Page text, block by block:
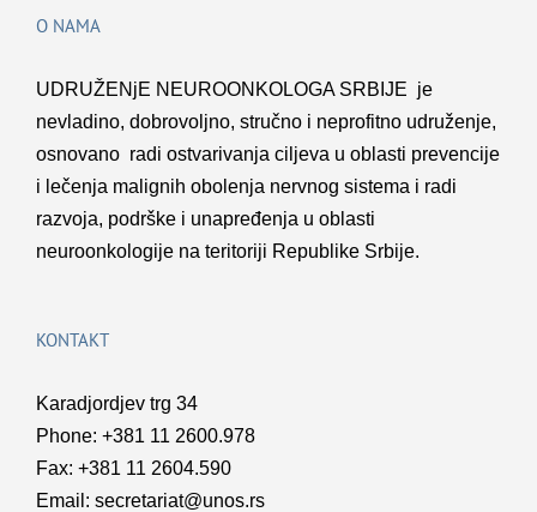
O NAMA
UDRUŽENјE NEUROONKOLOGA SRBIJE je
nevladino, dobrovolјno, stručno i neprofitno udruženje,
osnovano radi ostvarivanja cilјeva u oblasti prevencije
i lečenja malignih obolenja nervnog sistema i radi
razvoja, podrške i unapređenja u oblasti
neuroonkologije na teritoriji Republike Srbije.
KONTAKT
Karadjordjev trg 34
Phone: +381 11 2600.978
Fax: +381 11 2604.590
Email: secretariat@unos.rs